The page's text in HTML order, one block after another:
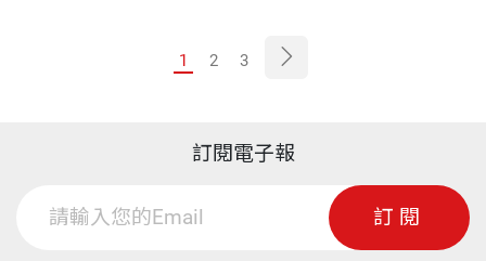
1 2 3
訂閱電子報
訂閱